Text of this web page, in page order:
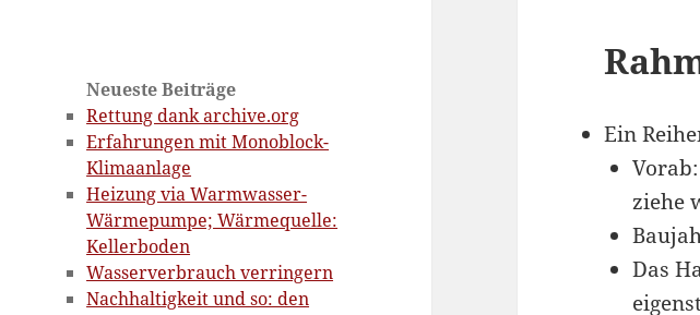
Neueste Beiträge
Rettung dank archive.org
Erfahrungen mit Monoblock-
Klimaanlage
Heizung via Warmwasser-
Wärmepumpe; Wärmequelle:
Kellerboden
Wasserverbrauch verringern
Nachhaltigkeit und so: den
Ein
ziehe
Das